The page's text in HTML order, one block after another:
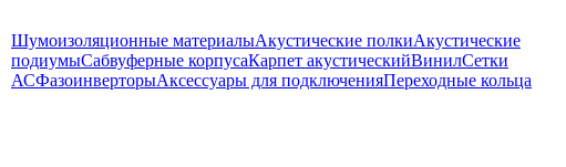
Шумоизоляционные материалыАкустические полкиАкустические
подиумыСабвуферные корпусаКарпет акустическийВинилСетки
АСФазоинверторыАксессуары для подключенияПереходные кольца